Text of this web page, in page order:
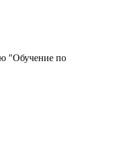
"Обучение по